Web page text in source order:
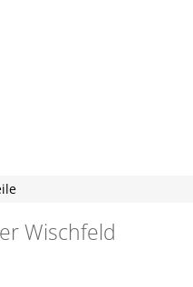
Wischfeld